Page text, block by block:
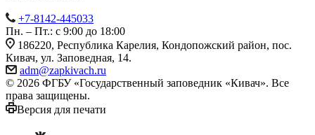
+7-8142-445033
Пн. – Пт.: с 9:00 до 18:00
186220, Республика Карелия, Кондопожский район, пос.
Кивач, ул. Заповедная, 14.
adm@zapkivach.ru
© 2026 ФГБУ «Государственный заповедник «Кивач». Все
права защищены.
Версия для печати